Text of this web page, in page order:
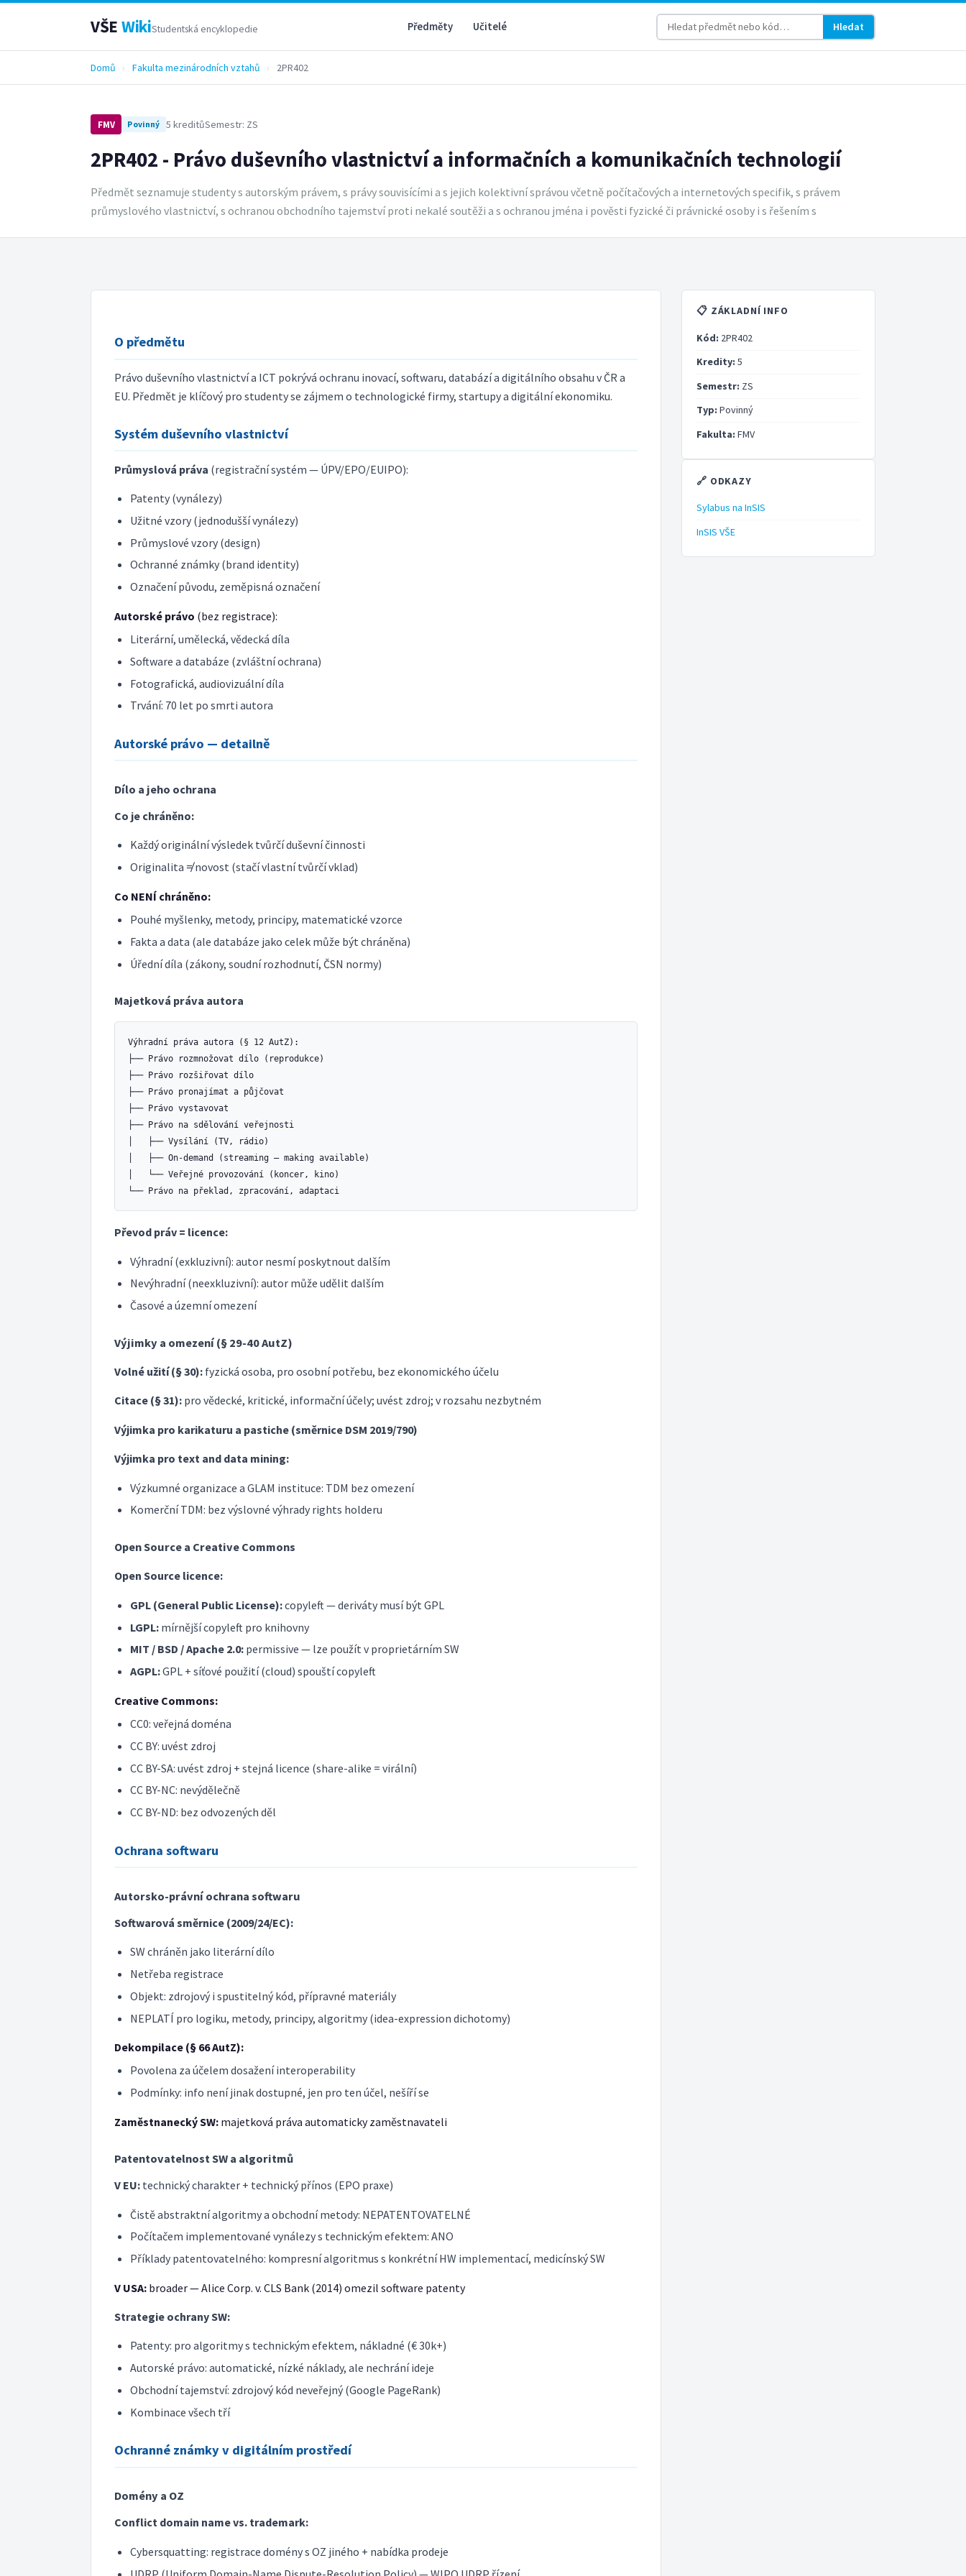
VŠE WikiStudentská encyklopedie Předměty Učitelé Hledat
Domů › Fakulta mezinárodních vztahů › 2PR402
FMV Povinný 5 kreditůSemestr: ZS
2PR402 - Právo duševního vlastnictví a informačních a komunikačních technologií
Předmět seznamuje studenty s autorským právem, s právy souvisícími a s jejich kolektivní správou včetně počítačových a internetových specifik, s právem
průmyslového vlastnictví, s ochranou obchodního tajemství proti nekalé soutěži a s ochranou jména i pověsti fyzické či právnické osoby i s řešením s
O předmětu
Právo duševního vlastnictví a ICT pokrývá ochranu inovací, softwaru, databází a digitálního obsahu v ČR a
EU. Předmět je klíčový pro studenty se zájmem o technologické firmy, startupy a digitální ekonomiku.
Systém duševního vlastnictví
Průmyslová práva (registrační systém — ÚPV/EPO/EUIPO):
Patenty (vynálezy)
Užitné vzory (jednodušší vynálezy)
Průmyslové vzory (design)
Ochranné známky (brand identity)
Označení původu, zeměpisná označení
Autorské právo (bez registrace):
Literární, umělecká, vědecká díla
Software a databáze (zvláštní ochrana)
Fotografická, audiovizuální díla
Trvání: 70 let po smrti autora
Autorské právo — detailně
Dílo a jeho ochrana
Co je chráněno:
Každý originální výsledek tvůrčí duševní činnosti
Originalita ≠ novost (stačí vlastní tvůrčí vklad)
Co NENÍ chráněno:
Pouhé myšlenky, metody, principy, matematické vzorce
Fakta a data (ale databáze jako celek může být chráněna)
Úřední díla (zákony, soudní rozhodnutí, ČSN normy)
Majetková práva autora
Výhradní práva autora (§ 12 AutZ):
├── Právo rozmnožovat dílo (reprodukce)
├── Právo rozšiřovat dílo
├── Právo pronajímat a půjčovat
├── Právo vystavovat
├── Právo na sdělování veřejnosti
│   ├── Vysílání (TV, rádio)
│   ├── On-demand (streaming — making available)
│   └── Veřejné provozování (koncer, kino)
└── Právo na překlad, zpracování, adaptaci
Převod práv = licence:
Výhradní (exkluzivní): autor nesmí poskytnout dalším
Nevýhradní (neexkluzivní): autor může udělit dalším
Časové a územní omezení
Výjimky a omezení (§ 29-40 AutZ)
Volné užití (§ 30): fyzická osoba, pro osobní potřebu, bez ekonomického účelu
Citace (§ 31): pro vědecké, kritické, informační účely; uvést zdroj; v rozsahu nezbytném
Výjimka pro karikaturu a pastiche (směrnice DSM 2019/790)
Výjimka pro text and data mining:
Výzkumné organizace a GLAM instituce: TDM bez omezení
Komerční TDM: bez výslovné výhrady rights holderu
Open Source a Creative Commons
Open Source licence:
GPL (General Public License):copyleft — deriváty musí být GPL
LGPL: mírnější copyleft pro knihovny
MIT / BSD / Apache 2.0: permissive — lze použít v proprietárním SW
AGPL:GPL + síťové použití (cloud) spouští copyleft
Creative Commons:
CC0: veřejná doména
CC BY: uvést zdroj
CC BY-SA: uvést zdroj + stejná licence (share-alike = virální)
CC BY-NC: nevýdělečně
CC BY-ND: bez odvozených děl
Ochrana softwaru
Autorsko-právní ochrana softwaru
Softwarová směrnice (2009/24/EC):
SW chráněn jako literární dílo
Netřeba registrace
Objekt: zdrojový i spustitelný kód, přípravné materiály
NEPLATÍ pro logiku, metody, principy, algoritmy (idea-expression dichotomy)
Dekompilace (§ 66 AutZ):
Povolena za účelem dosažení interoperability
Podmínky: info není jinak dostupné, jen pro ten účel, nešíří se
Zaměstnanecký SW: majetková práva automaticky zaměstnavateli
Patentovatelnost SW a algoritmů
V EU: technický charakter + technický přínos (EPO praxe)
Čistě abstraktní algoritmy a obchodní metody: NEPATENTOVATELNÉ
Počítačem implementované vynálezy s technickým efektem: ANO
Příklady patentovatelného: kompresní algoritmus s konkrétní HW implementací, medicínský SW
V USA: broader — Alice Corp. v. CLS Bank (2014) omezil software patenty
Strategie ochrany SW:
Patenty: pro algoritmy s technickým efektem, nákladné (€ 30k+)
Autorské právo: automatické, nízké náklady, ale nechrání ideje
Obchodní tajemství: zdrojový kód neveřejný (Google PageRank)
Kombinace všech tří
Ochranné známky v digitálním prostředí
Domény a OZ
Conflict domain name vs. trademark:
Cybersquatting: registrace domény s OZ jiného + nabídka prodeje
📋 ZÁKLADNÍ INFO
Kód: 2PR402
Kredity: 5
Semestr: ZS
Typ: Povinný
Fakulta: FMV
🔗 ODKAZY
Sylabus na InSIS
InSIS VŠE